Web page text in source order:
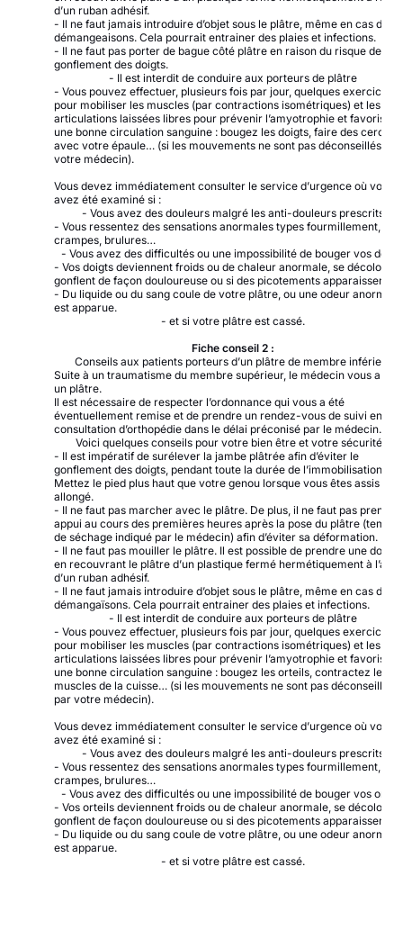
d’un ruban adhésif.
- Il ne faut jamais introduire d’objet sous le plâtre, même en cas de
démangeaisons. Cela pourrait entrainer des plaies et infections.
- Il ne faut pas porter de bague côté plâtre en raison du risque de
gonflement des doigts.
- Il est interdit de conduire aux porteurs de plâtre
- Vous pouvez effectuer, plusieurs fois par jour, quelques exercices
pour mobiliser les muscles (par contractions isométriques) et les
articulations laissées libres pour prévenir l’amyotrophie et favoriser
une bonne circulation sanguine : bougez les doigts, faire des cercles
avec votre épaule… (si les mouvements ne sont pas déconseillés par
votre médecin).
Vous devez immédiatement consulter le service d’urgence où vous
avez été examiné si :
- Vous avez des douleurs malgré les anti-douleurs prescrits
- Vous ressentez des sensations anormales types fourmillement,
crampes, brulures…
- Vous avez des difficultés ou une impossibilité de bouger vos
- Vos doigts deviennent froids ou de chaleur anormale, se
gonflent de façon douloureuse ou si des picotements apparaissent.
- Du liquide ou du sang coule de votre plâtre, ou une odeur anormale
est apparue.
- et si votre plâtre est cassé.
Fiche conseil 2 :
Conseils aux patients porteurs d’un plâtre de membre inférieur
Suite à un traumatisme du membre supérieur, le médecin vous a
un plâtre.
Il est nécessaire de respecter l’ordonnance qui vous a été
éventuellement remise et de prendre un rendez-vous de suivi en
consultation d’orthopédie dans le délai préconisé par le médecin.
Voici quelques conseils pour votre bien être et votre sécurité :
- Il est impératif de surélever la jambe plâtrée afin d’éviter le
gonflement des doigts, pendant toute la durée de l’immobilisation.
Mettez le pied plus haut que votre genou lorsque vous êtes assis ou
allongé.
- Il ne faut pas marcher avec le plâtre. De plus, il ne faut pas prendre
appui au cours des premières heures après la pose du plâtre (temps
de séchage indiqué par le médecin) afin d’éviter sa déformation.
- Il ne faut pas mouiller le plâtre. Il est possible de prendre une
en recouvrant le plâtre d’un plastique fermé hermétiquement à l’aide
d’un ruban adhésif.
- Il ne faut jamais introduire d’objet sous le plâtre, même en cas de
démangaïsons. Cela pourrait entrainer des plaies et infections.
- Il est interdit de conduire aux porteurs de plâtre
- Vous pouvez effectuer, plusieurs fois par jour, quelques exercices
pour mobiliser les muscles (par contractions isométriques) et les
articulations laissées libres pour prévenir l’amyotrophie et favoriser
une bonne circulation sanguine : bougez les orteils, contractez les
muscles de la cuisse… (si les mouvements ne sont pas déconseillés
par votre médecin).
Vous devez immédiatement consulter le service d’urgence où vous
avez été examiné si :
- Vous avez des douleurs malgré les anti-douleurs prescrits
- Vous ressentez des sensations anormales types fourmillement,
crampes, brulures…
- Vous avez des difficultés ou une impossibilité de bouger vos
- Vos orteils deviennent froids ou de chaleur anormale, se
gonflent de façon douloureuse ou si des picotements apparaissent.
- Du liquide ou du sang coule de votre plâtre, ou une odeur anormale
est apparue.
- et si votre plâtre est cassé.